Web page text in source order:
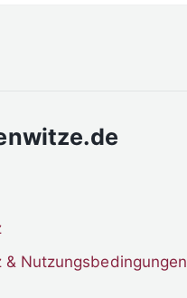
& Nutzungsbedingungen